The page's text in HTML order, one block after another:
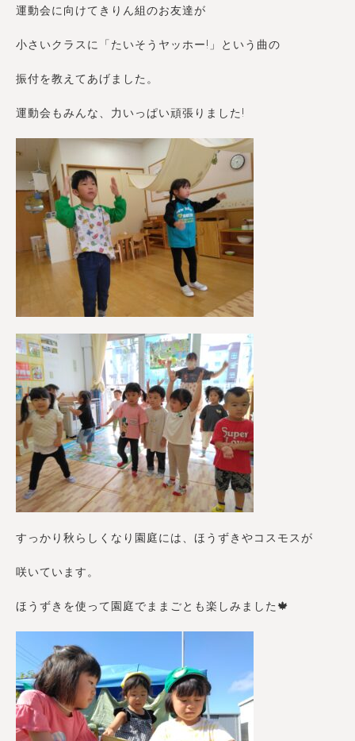
運動会に向けてきりん組のお友達が
小さいクラスに「たいそうヤッホー!」という曲の
振付を教えてあげました。
運動会もみんな、力いっぱい頑張りました!
すっかり秋らしくなり園庭には、ほうずきやコスモスが
咲いています。
ほうずきを使って園庭でままごとも楽しみました🍁